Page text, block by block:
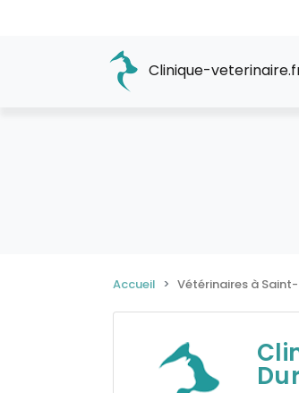
Clinique-
Accueil Vétérinaires à